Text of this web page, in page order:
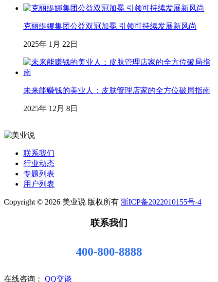
克丽缇娜集团公益双冠加冕 引领可持续发展新风尚
2025年 1月 22日
未来能赚钱的美业人：皮肤管理店家的全方位破局指南
2025年 12月 8日
联系我们
行业动态
专题列表
用户列表
Copyright © 2026 美业说 版权所有 浙ICP备2022010155号-4
联系我们
400-800-8888
在线咨询： QQ交谈